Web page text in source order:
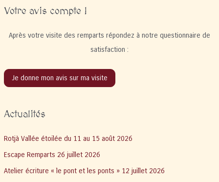
Votre avis compte !
Après votre visite des remparts répondez à notre questionnaire de
satisfaction :
Je donne mon avis sur ma visite
Actualités
Rotjà Vallée étoilée du 11 au 15 août 2026
Escape Remparts 26 juillet 2026
Atelier écriture « le pont et les ponts » 12 juillet 2026